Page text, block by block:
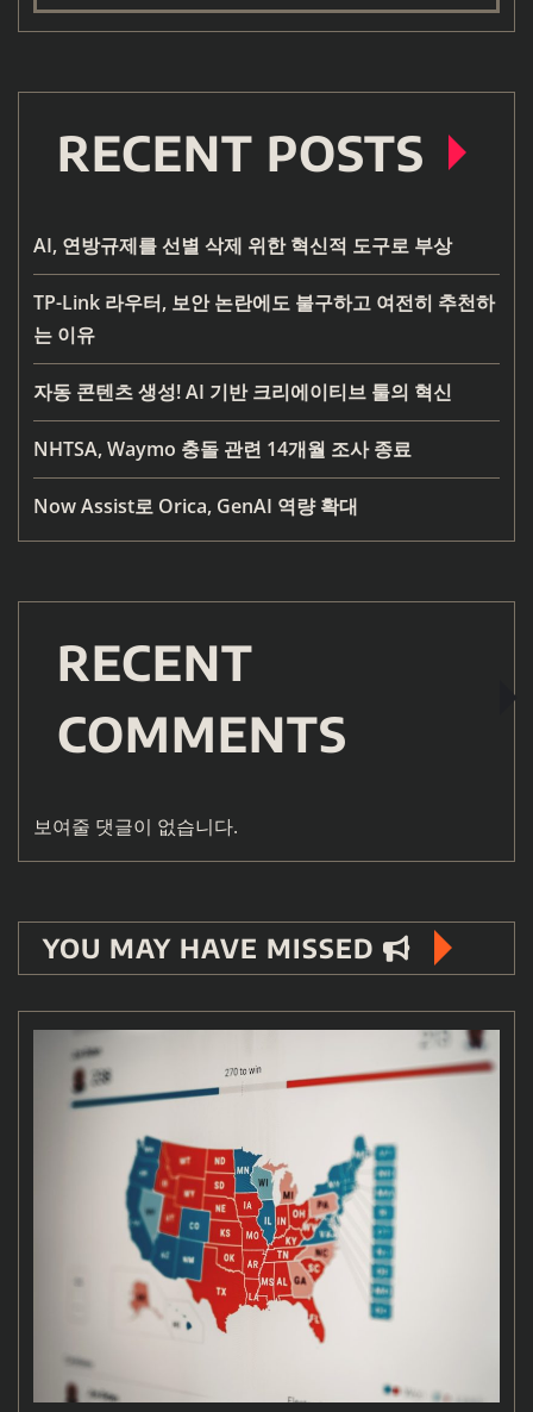
RECENT POSTS
AI, 연방규제를 선별 삭제 위한 혁신적 도구로 부상
TP-Link 라우터, 보안 논란에도 불구하고 여전히 추천하
는 이유
자동 콘텐츠 생성! AI 기반 크리에이티브 툴의 혁신
NHTSA, Waymo 충돌 관련 14개월 조사 종료
Now Assist로 Orica, GenAI 역량 확대
RECENT
COMMENTS
보여줄 댓글이 없습니다.
YOU MAY HAVE MISSED